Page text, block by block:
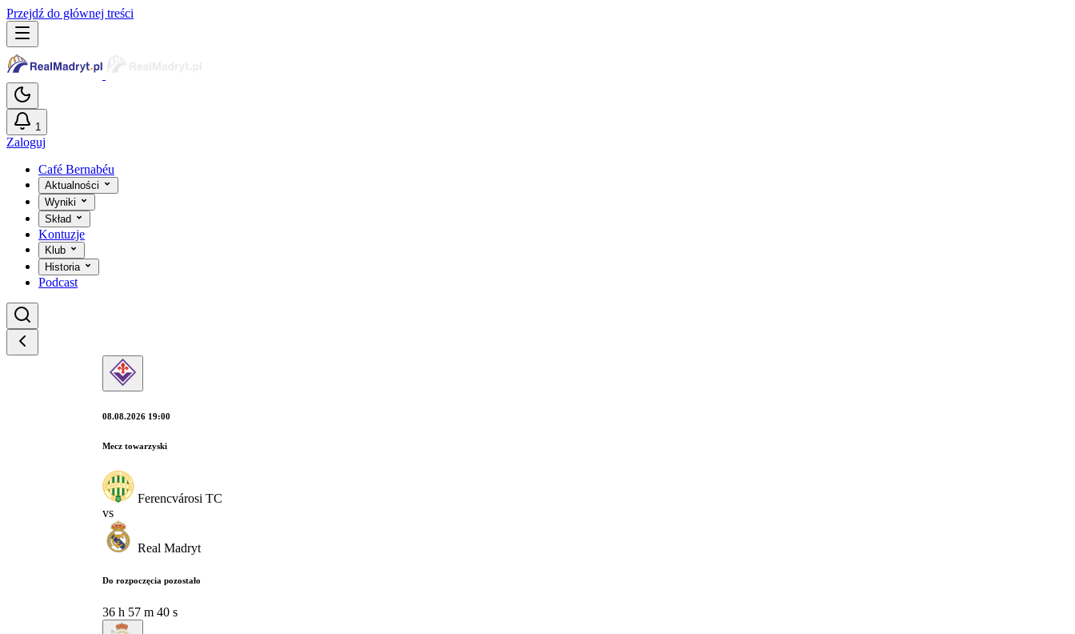
Przejdź do głównej treści
1
Zaloguj
Café Bernabéu
Aktualności
Wyniki
Skład
Kontuzje
Klub
Historia
Podcast
08.08.2026 19:00
Mecz towarzyski
Ferencvárosi TC
vs
Real Madryt
Do rozpoczęcia pozostało
36 h 57 m 39 s